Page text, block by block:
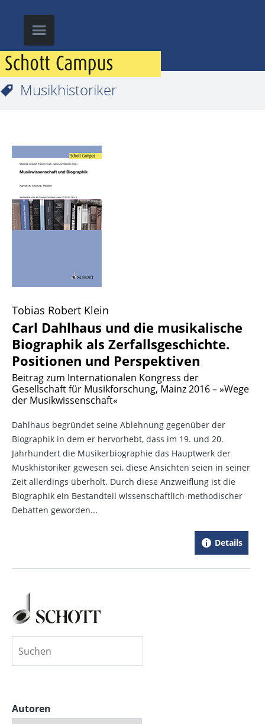
Musikhistoriker
Tobias Robert Klein
Carl Dahlhaus und die musikalische
Biographik als Zerfallsgeschichte.
Positionen und Perspektiven
Beitrag zum Internationalen Kongress der
Gesellschaft für Musikforschung, Mainz 2016 – »Wege
der Musikwissenschaft«
Dahlhaus begründet seine Ablehnung gegenüber der
Biographik in dem er hervorhebt, dass im 19. und 20.
Jahrhundert die Musikerbiographie das Hauptwerk der
Muskhistoriker gewesen sei, diese Ansichten seien in seiner
Zeit allerdings überholt. Durch diese Anzweiflung ist die
Biographik ein Bestandteil wissenschaftlich-methodischer
Debatten geworden...
Details
Autoren